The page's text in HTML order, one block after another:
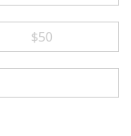
⁦$50⁩